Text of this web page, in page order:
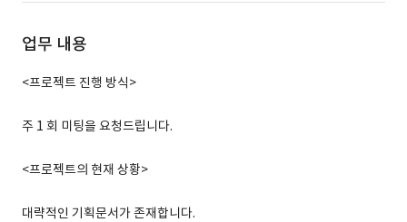
업무 내용
<프로젝트 진행 방식>
주 1 회 미팅을 요청드립니다.
<프로젝트의 현재 상황>
대략적인 기획문서가 존재합니다.